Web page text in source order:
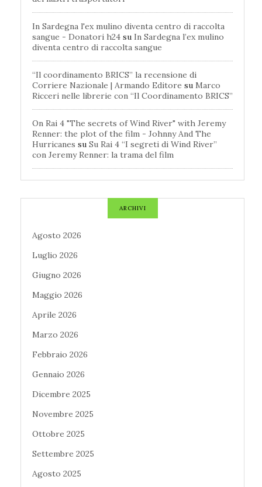
In Sardegna l'ex mulino diventa centro di raccolta
sangue - Donatori h24 su In Sardegna l’ex mulino
diventa centro di raccolta sangue
“Il coordinamento BRICS” la recensione di
Corriere Nazionale | Armando Editore su Marco
Ricceri nelle librerie con “Il Coordinamento BRICS”
On Rai 4 "The secrets of Wind River" with Jeremy
Renner: the plot of the film - Johnny And The
Hurricanes su Su Rai 4 “I segreti di Wind River”
con Jeremy Renner: la trama del film
ARCHIVI
Agosto 2026
Luglio 2026
Giugno 2026
Maggio 2026
Aprile 2026
Marzo 2026
Febbraio 2026
Gennaio 2026
Dicembre 2025
Novembre 2025
Ottobre 2025
Settembre 2025
Agosto 2025